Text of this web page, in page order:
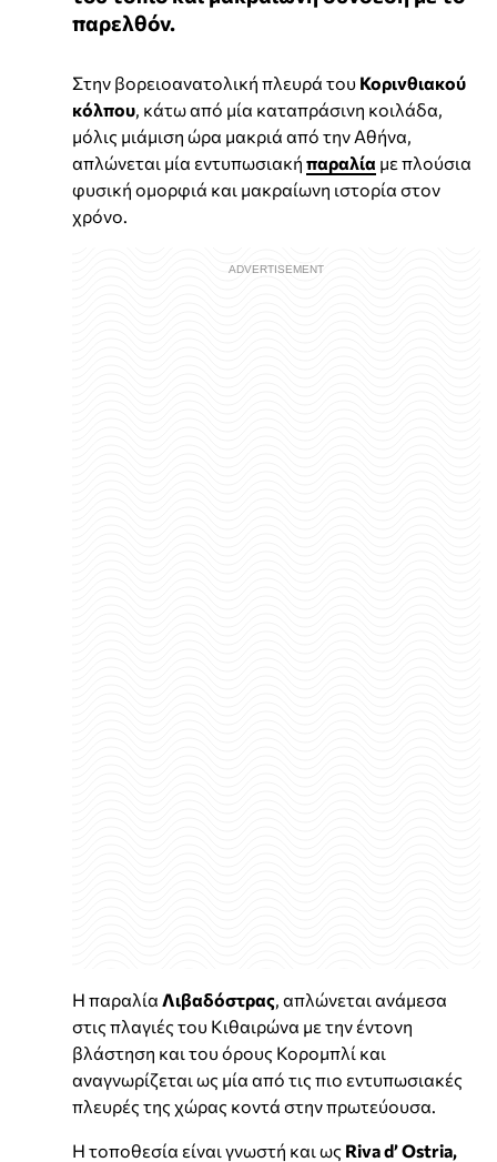
παρελθόν.
Στην βορειοανατολική πλευρά του Κορινθιακού
κόλπου , κάτω από μία καταπράσινη κοιλάδα,
μόλις μιάμιση ώρα μακριά από την Αθήνα,
απλώνεται μία εντυπωσιακή παραλία με πλούσια
φυσική ομορφιά και μακραίωνη ιστορία στον
χρόνο.
Η παραλία Λιβαδόστρας , απλώνεται ανάμεσα
στις πλαγιές του Κιθαιρώνα με την έντονη
βλάστηση και του όρους Κορομπλί και
αναγνωρίζεται ως μία από τις πιο εντυπωσιακές
πλευρές της χώρας κοντά στην πρωτεύουσα.
Η τοποθεσία είναι γνωστή και ως Riva d’ Ostria,